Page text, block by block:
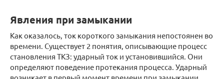
Явления при замыкании
Как оказалось, ток короткого замыкания непостоянен во
времени. Существует 2 понятия, описывающие процесс
становления ТКЗ: ударный ток и установившийся. Они
определяют поведение протекания процесса. Ударный